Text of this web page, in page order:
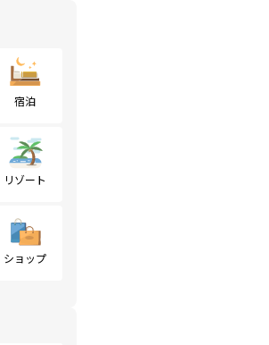
宿泊
リゾート
ショップ